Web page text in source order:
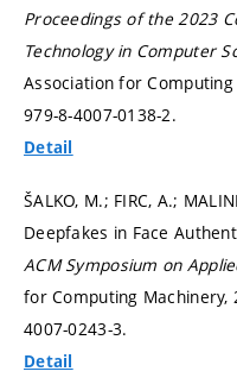
Proceedings of the 2023
Technology in Computer
Association for
979-8-4007-0138-2.
Detail
ŠALKO, M.; FIRC, A.;
Deepfakes in Face
ACM Symposium on
for Computing Machinery,
4007-0243-3.
Detail